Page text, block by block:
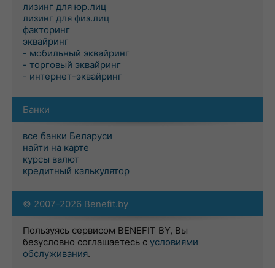
лизинг для юр.лиц
лизинг для физ.лиц
факторинг
эквайринг
- мобильный эквайринг
- торговый эквайринг
- интернет-эквайринг
Банки
все банки Беларуси
найти на карте
курсы валют
кредитный калькулятор
© 2007-2026 Benefit.by
Пользуясь сервисом BENEFIT BY, Вы
безусловно соглашаетесь с условиями
обслуживания.